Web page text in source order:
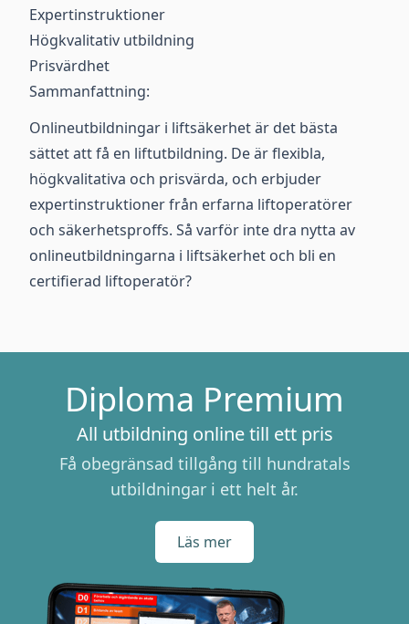
Expertinstruktioner
Högkvalitativ utbildning
Prisvärdhet
Sammanfattning:
Onlineutbildningar i liftsäkerhet är det bästa
sättet att få en liftutbildning. De är flexibla,
högkvalitativa och prisvärda, och erbjuder
expertinstruktioner från erfarna liftoperatörer
och säkerhetsproffs. Så varför inte dra nytta av
onlineutbildningarna i liftsäkerhet och bli en
certifierad liftoperatör?
Diploma Premium
All utbildning online till ett pris
Få obegränsad tillgång till hundratals
utbildningar i ett helt år.
Läs mer